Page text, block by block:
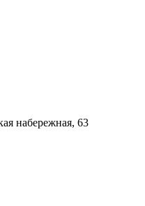
набережная, 63